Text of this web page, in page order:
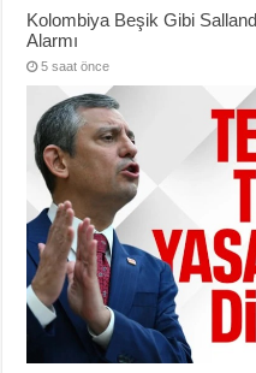
Kolombiya Beşik Gibi
Alarmı
5 saat önce